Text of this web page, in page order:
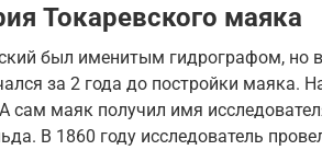
Токаревского маяка
был именитым гидрографом, но
за 2 года до постройки маяка.
сам маяк получил имя
В 1860 году исследователь